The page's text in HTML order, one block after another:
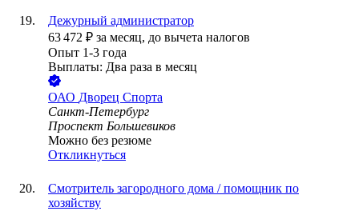
Дежурный администратор
63 472 ₽ за месяц, до вычета налогов
Опыт 1-3 года
Выплаты: Два раза в месяц
ОАО Дворец Спорта
Санкт-Петербург
Проспект Большевиков
Можно без резюме
Откликнуться
Смотритель загородного дома / помощник по
хозяйству